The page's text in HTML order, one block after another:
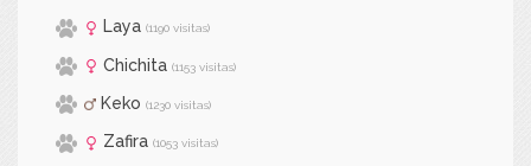
Laya (1190 visitas)
Chichita (1153 visitas)
Keko (1230 visitas)
Zafira (1053 visitas)